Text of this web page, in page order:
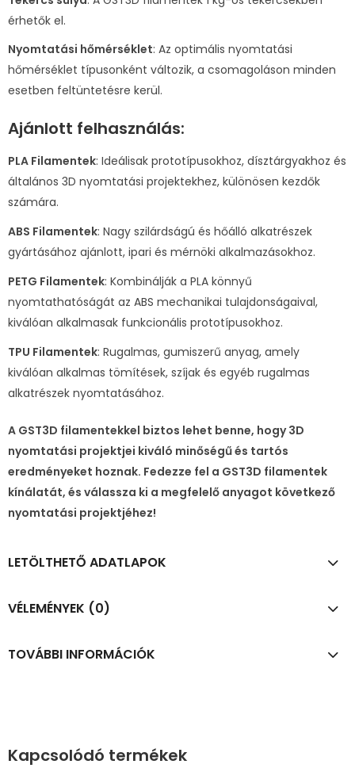
érhetők el.
Nyomtatási hőmérséklet: Az optimális nyomtatási
hőmérséklet típusonként változik, a csomagoláson minden
esetben feltüntetésre kerül.
Ajánlott felhasználás:
PLA Filamentek: Ideálisak prototípusokhoz, dísztárgyakhoz és
általános 3D nyomtatási projektekhez, különösen kezdők
számára.
ABS Filamentek: Nagy szilárdságú és hőálló alkatrészek
gyártásához ajánlott, ipari és mérnöki alkalmazásokhoz.
PETG Filamentek: Kombinálják a PLA könnyű
nyomtathatóságát az ABS mechanikai tulajdonságaival,
kiválóan alkalmasak funkcionális prototípusokhoz.
TPU Filamentek: Rugalmas, gumiszerű anyag, amely
kiválóan alkalmas tömítések, szíjak és egyéb rugalmas
alkatrészek nyomtatásához.
A GST3D filamentekkel biztos lehet benne, hogy 3D
nyomtatási projektjei kiváló minőségű és tartós
eredményeket hoznak. Fedezze fel a GST3D filamentek
kínálatát, és válassza ki a megfelelő anyagot következő
nyomtatási projektjéhez!
LETÖLTHETŐ ADATLAPOK
VÉLEMÉNYEK (0)
TOVÁBBI INFORMÁCIÓK
Kapcsolódó termékek